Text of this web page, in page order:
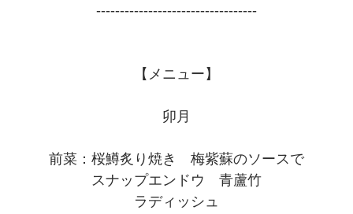
----------------------------------
【メニュー】
卯月
前菜：桜鱒炙り焼き 梅紫蘇のソースで
スナップエンドウ 青蘆竹
ラディッシュ